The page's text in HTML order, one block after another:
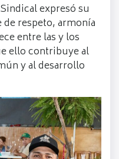
expresó su
respeto, armonía
entre las y los
ello contribuye al
y al desarrollo